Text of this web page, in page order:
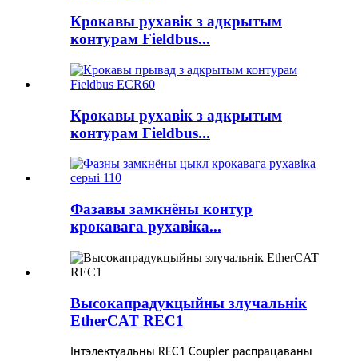
Крокавы рухавік з адкрытым
контурам Fieldbus...
Крокавы рухавік з адкрытым
контурам Fieldbus...
Фазавы замкнёны контур
крокавага рухавіка...
Высокапрадукцыйны злучальнік
EtherCAT REC1
Інтэлектуальны REC1 Coupler распрацаваны